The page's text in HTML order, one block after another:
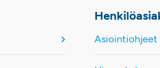
Asiointiohjeet